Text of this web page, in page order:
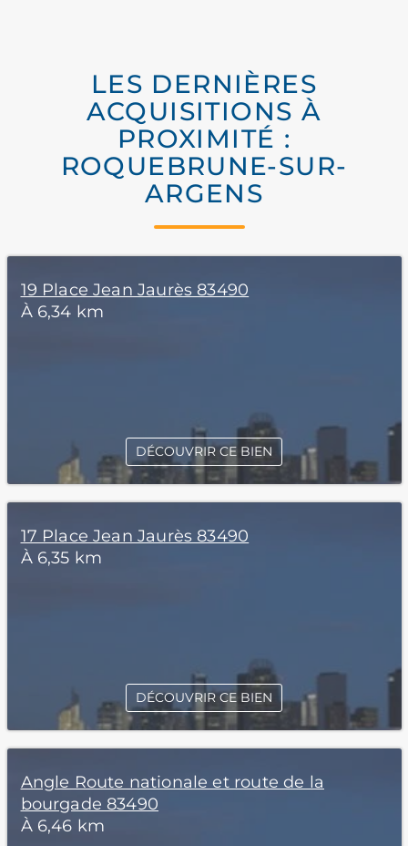
LES DERNIÈRES
ACQUISITIONS À
PROXIMITÉ :
ROQUEBRUNE-SUR-
ARGENS
19 Place Jean Jaurès 83490
À 6,34 km
DÉCOUVRIR CE BIEN
17 Place Jean Jaurès 83490
À 6,35 km
DÉCOUVRIR CE BIEN
Angle Route nationale et route de la
bourgade 83490
À 6,46 km